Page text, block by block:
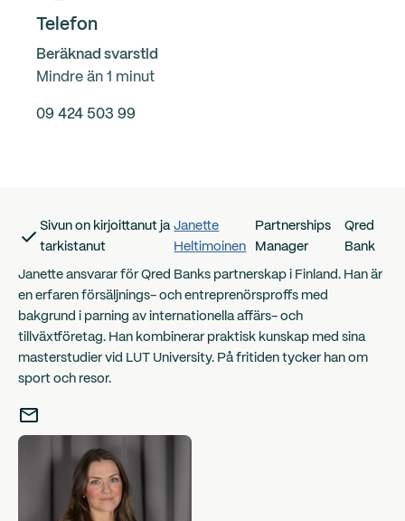
Telefon
Beräknad svarstid
Mindre än 1 minut
09 424 503 99
Sivun on kirjoittanut ja
tarkistanut
Janette
Heltimoinen
Partnerships
Manager
Qred
Bank
Janette ansvarar för Qred Banks partnerskap i Finland. Han är
en erfaren försäljnings- och entreprenörsproffs med
bakgrund i parning av internationella affärs- och
tillväxtföretag. Han kombinerar praktisk kunskap med sina
masterstudier vid LUT University. På fritiden tycker han om
sport och resor.